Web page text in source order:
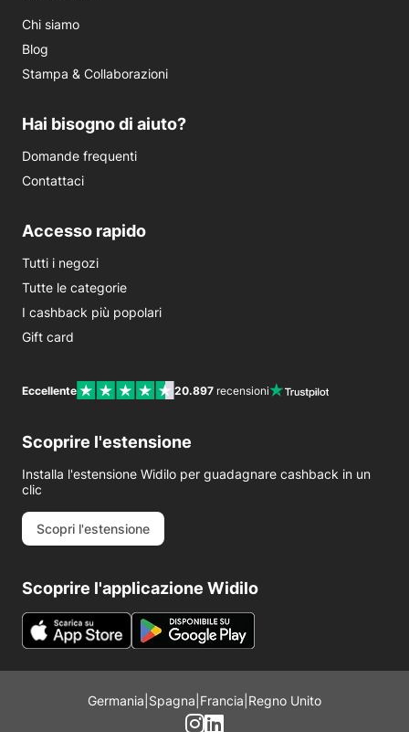
Chi siamo
Blog
Stampa & Collaborazioni
Hai bisogno di aiuto?
Domande frequenti
Contattaci
Accesso rapido
Tutti i negozi
Tutte le categorie
I cashback più popolari
Gift card
Eccellente 20.897 recensioni
Scoprire l'estensione
Installa l'estensione Widilo per guadagnare cashback in un
clic
Scopri l'estensione
Scoprire l'applicazione Widilo
Germania Spagna Francia Regno Unito